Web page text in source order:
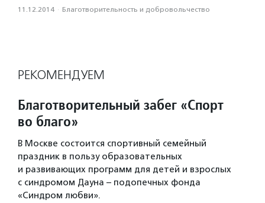
11.12.2014 · Благотвори­тель­ность и доброволь­чест­во
РЕКОМЕНДУЕМ
Благотворительный забег «Спорт
во благо»
В Москве состоится спортивный семейный
праздник в пользу образовательных
и развивающих программ для детей и взрослых
с синдромом Дауна – подопечных фонда
«Синдром любви».